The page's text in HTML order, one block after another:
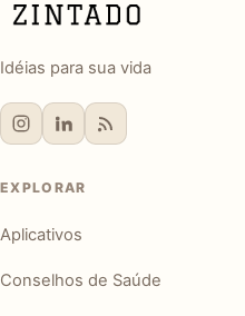
Idéias para sua vida
EXPLORAR
Aplicativos
Conselhos de Saúde